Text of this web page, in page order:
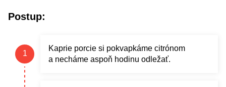
Postup:
Kaprie porcie si pokvapkáme citrónom
a necháme aspoň hodinu odležať.